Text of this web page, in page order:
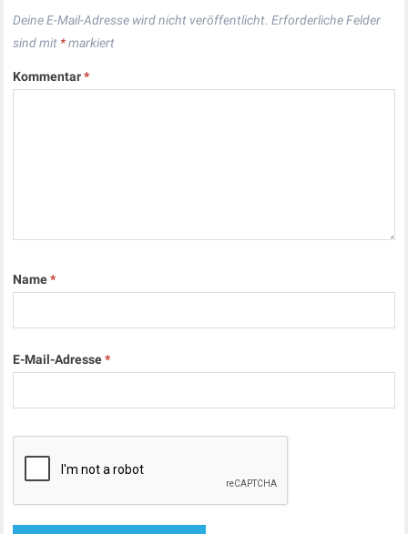
Deine E-Mail-Adresse wird nicht veröffentlicht. Erforderliche Felder
sind mit *markiert
Kommentar*
Name*
E-Mail-Adresse*